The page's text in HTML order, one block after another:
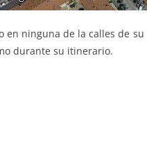
ninguna de la calles de
durante su itinerario.